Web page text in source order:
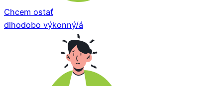
Chcem ostať
dlhodobo výkonný/á